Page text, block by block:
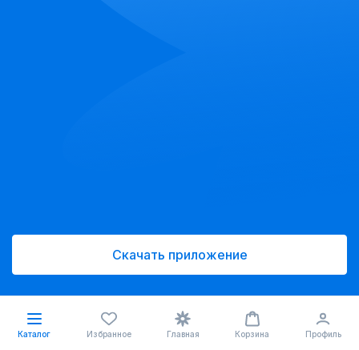
Скачать приложение
Каталог Избранное Главная Корзина Профиль